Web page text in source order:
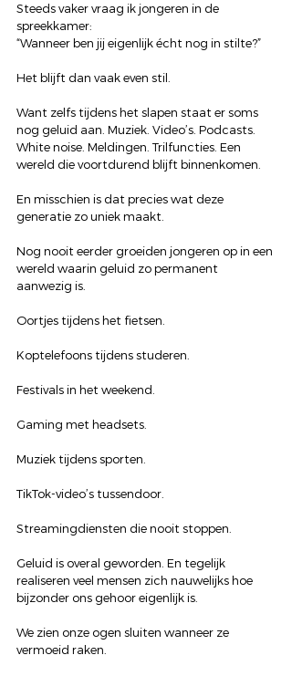
Steeds vaker vraag ik jongeren in de
spreekkamer:
“Wanneer ben jij eigenlijk écht nog in stilte?”
Het blijft dan vaak even stil.
Want zelfs tijdens het slapen staat er soms
nog geluid aan. Muziek. Video’s. Podcasts.
White noise. Meldingen. Trilfuncties. Een
wereld die voortdurend blijft binnenkomen.
En misschien is dat precies wat deze
generatie zo uniek maakt.
Nog nooit eerder groeiden jongeren op in een
wereld waarin geluid zo permanent
aanwezig is.
Oortjes tijdens het fietsen.
Koptelefoons tijdens studeren.
Festivals in het weekend.
Gaming met headsets.
Muziek tijdens sporten.
TikTok-video’s tussendoor.
Streamingdiensten die nooit stoppen.
Geluid is overal geworden. En tegelijk
realiseren veel mensen zich nauwelijks hoe
bijzonder ons gehoor eigenlijk is.
We zien onze ogen sluiten wanneer ze
vermoeid raken.